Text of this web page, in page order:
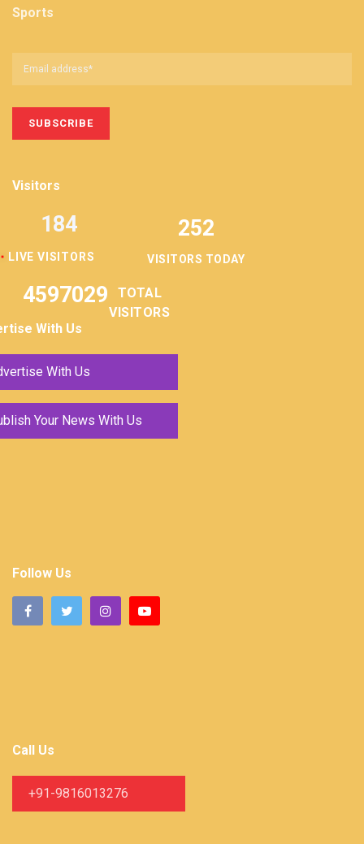
Sports
Visitors
LIVE VISITORS
184 252
VISITORS TODAY
4597029
TOTAL
VISITORS
With Us
With Us
Your News With Us
Follow Us
Call Us
+91-9816013276